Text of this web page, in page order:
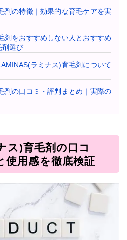
剤の特徴｜効果的な育毛ケアを実
剤をおすすめしない人とおすすめ
剤選び
ラミナス)育毛剤について
剤の口コミ・評判まとめ｜実際の
ス)育毛剤の口コ
使用感を徹底検証